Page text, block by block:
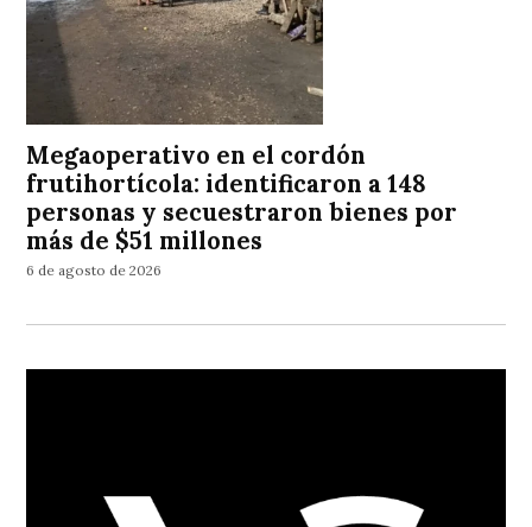
Megaoperativo en el cordón
frutihortícola: identificaron a 148
personas y secuestraron bienes por
más de $51 millones
6 de agosto de 2026